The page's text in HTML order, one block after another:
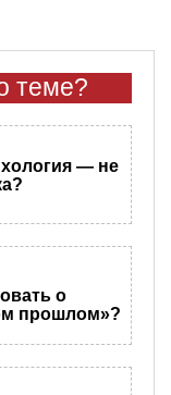
теме?
— не
о
прошлом»?